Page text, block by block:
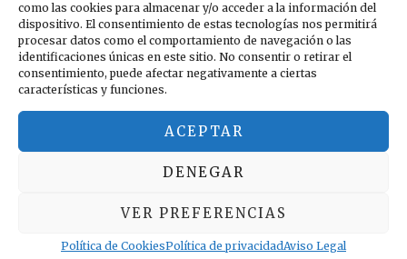
como las cookies para almacenar y/o acceder a la información del
dispositivo. El consentimiento de estas tecnologías nos permitirá
procesar datos como el comportamiento de navegación o las
identificaciones únicas en este sitio. No consentir o retirar el
consentimiento, puede afectar negativamente a ciertas
características y funciones.
ACEPTAR
DENEGAR
VER PREFERENCIAS
Política de CookiesPolítica de privacidadAviso Legal
INFORMACIÓN LEGAL
Política de Cookies